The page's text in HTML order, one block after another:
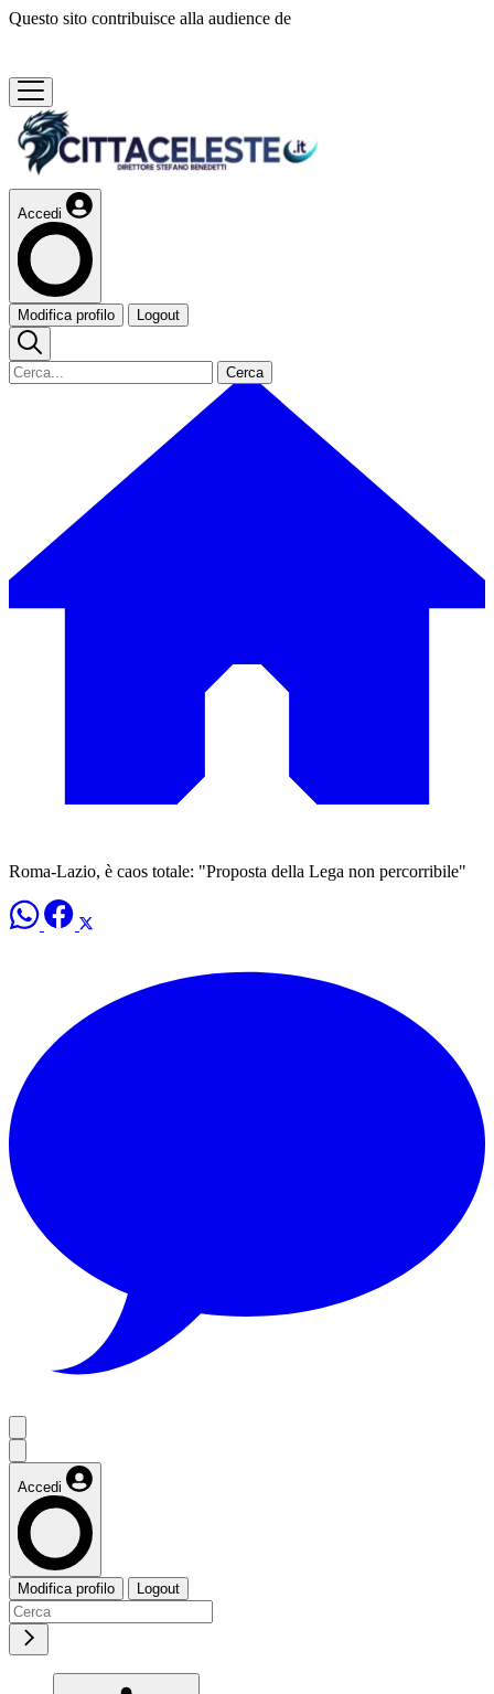
Questo sito contribuisce alla audience de
Accedi
Modifica profilo Logout
Cerca
Roma-Lazio, è caos totale: "Proposta della Lega non percorribile"
Accedi
Modifica profilo Logout